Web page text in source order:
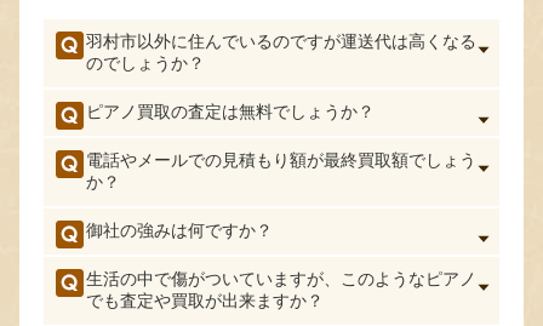
羽村市以外に住んでいるのですが運送代は高くなる
のでしょうか？
ピアノ買取の査定は無料でしょうか？
電話やメールでの見積もり額が最終買取額でしょう
か？
御社の強みは何ですか？
生活の中で傷がついていますが、このようなピアノ
でも査定や買取が出来ますか？